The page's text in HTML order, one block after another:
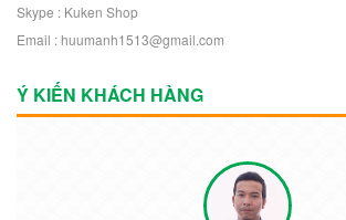
Skype : Kuken Shop
Email : huumanh1513@gmail.com
Ý KIẾN KHÁCH HÀNG